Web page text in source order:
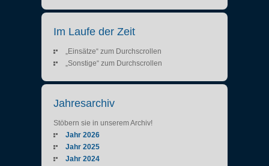
Im Laufe der Zeit
„Einsätze“ zum Durchscrollen
„Sonstige“ zum Durchscrollen
Jahresarchiv
Stöbern sie in unserem Archiv!
Jahr 2026
Jahr 2025
Jahr 2024